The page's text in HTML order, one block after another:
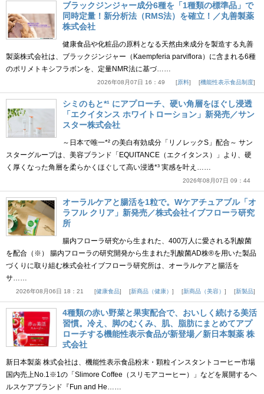
ブラックジンジャー成分6種を「1種類の標準品」で
同時定量！新分析法（RMS法）を確立！／丸善製薬
株式会社
健康食品や化粧品の原料となる天然由来成分を製造する丸善
製薬株式会社は、ブラックジンジャー（Kaempferia parviflora）に含まれる6種
のポリメトキシフラボンを、定量NMR法に基づ……
2026年08月07日 16：49 原料 機能性表示食品制度
シミのもと*¹ にアプローチ、硬い角層をほぐし浸透
「エクイタンス ホワイトローション」新発売／サン
スター株式会社
～日本で唯一*² の美白有効成分「リノレックS」配合～ サン
スターグループは、美容ブランド「EQUITANCE（エクイタンス）」より、硬
く厚くなった角層を柔らかくほぐして高い浸透*³ 実感を叶え……
2026年08月07日 09：44
オーラルケアと腸活を1粒で。Wケアチュアブル「オ
ラフル クリア」新発売／株式会社イブフローラ研究
所
腸内フローラ研究から生まれた、400万人に愛される乳酸菌
を配合（※） 腸内フローラの研究開発から生まれた乳酸菌AD株®を用いた製品
づくりに取り組む株式会社イブフローラ研究所は、オーラルケアと腸活を
サ……
2026年08月06日 18：21 健康食品 新商品（健康） 新商品（美容） 新製品
4種類の赤い野菜と果実配合で、おいしく続ける美活
習慣。冷え、脚のむくみ、肌、脂肪にまとめてアプ
ローチする機能性表示食品が新登場／新日本製薬 株
式会社
新日本製薬 株式会社は、機能性表示食品粉末・顆粒インスタントコーヒー市場
国内売上No.1※1の「Slimore Coffee（スリモアコーヒー）」などを展開するヘ
ルスケアブランド『Fun and He……